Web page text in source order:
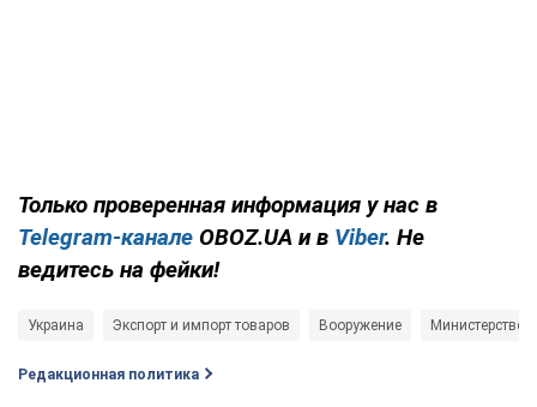
Только проверенная информация у нас в
Telegram-канале OBOZ.UA и в Viber. Не
ведитесь на фейки!
Украина Экспорт и импорт товаров Вооружение Министерство
Редакционная политика